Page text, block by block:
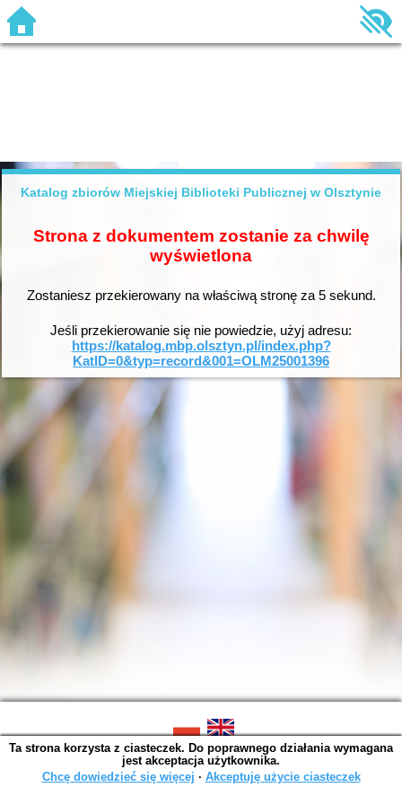
Katalog zbiorów Miejskiej Biblioteki Publicznej w Olsztynie
Strona z dokumentem zostanie za chwilę
wyświetlona
Zostaniesz przekierowany na właściwą stronę za 5sekund.
Jeśli przekierowanie się nie powiedzie, użyj adresu:
https://katalog.mbp.olsztyn.pl/index.php?
KatID=0&typ=record&001=OLM25001396
SOWA OPAC v. 6.11.10 (2026-07-24)
Wygenerowano w 0,0026 s.
Ta strona korzysta z ciasteczek. Do poprawnego działania wymagana
jest akceptacja użytkownika.
Chcę dowiedzieć się więcej ∙ Akceptuję użycie ciasteczek